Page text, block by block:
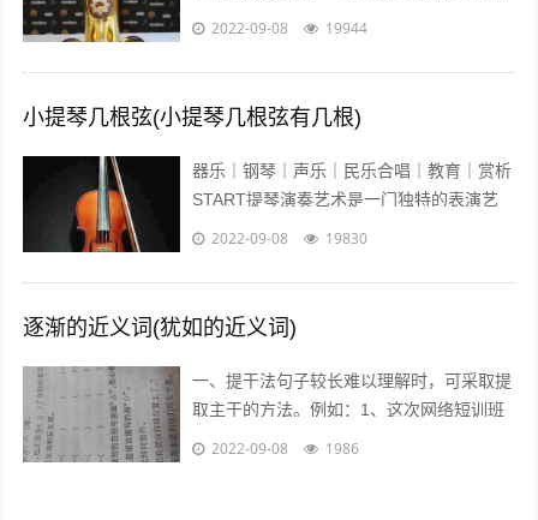
宴举行。中国高端奢侈白酒品牌——国窖
2022-09-08 19944
小提琴几根弦(小提琴几根弦有几根)
器乐｜钢琴｜声乐｜民乐合唱｜教育｜赏析
START提琴演奏艺术是一门独特的表演艺
术，它的音色轻盈悦耳、沁人心脾、它宛如
2022-09-08 19830
逐渐的近义词(犹如的近义词)
一、提干法句子较长难以理解时，可采取提
取主干的方法。例如：1、这次网络短训班
的学员，除北大本校人员外，还有来自清华
2022-09-08 1986